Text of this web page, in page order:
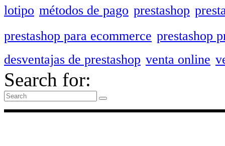
lotipo métodos de pago prestashop
prestashop para ecommerce prestashop
desventajas de prestashop venta online
Search for: